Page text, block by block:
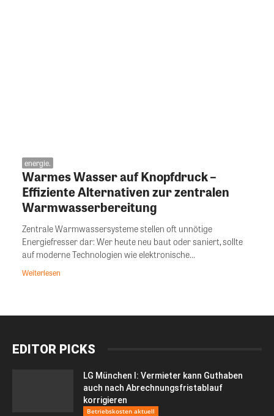
energie.
Warmes Wasser auf Knopfdruck –
Effiziente Alternativen zur zentralen
Warmwasserbereitung
Zentrale Warmwassersysteme stellen oft unnötige
Energiefresser dar: Wer heute neu baut oder saniert, sollte
auf moderne Technologien wie elektronische...
Weiterlesen
EDITOR PICKS
LG München I: Vermieter kann Guthaben
auch nach Abrechnungsfristablauf
korrigieren
Betriebskosten aktuell